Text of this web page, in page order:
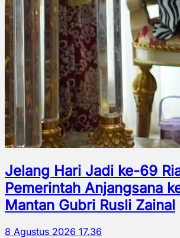
Jelang Hari Jadi ke-69
Pemerintah Anjangsana
Mantan Gubri Rusli Zainal
8 Agustus 2026 17.36